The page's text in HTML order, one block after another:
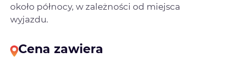
około północy, w zależności od miejsca
wyjazdu.
Cena zawiera